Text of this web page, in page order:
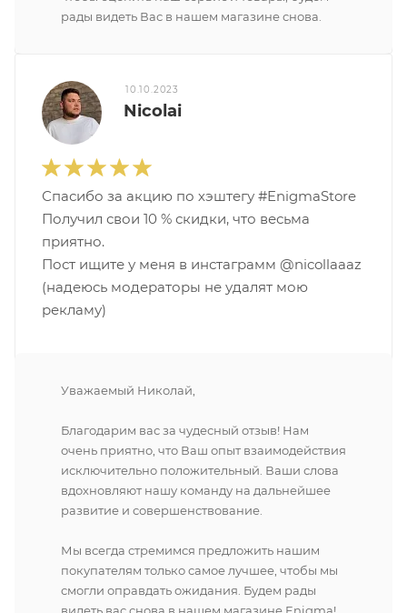
рады видеть Вас в нашем магазине снова.
10.10.2023
Nicolai
Спасибо за акцию по хэштегу #EnigmaStore
Получил свои 10 % скидки, что весьма
приятно.
Пост ищите у меня в инстаграмм @nicollaaaz
(надеюсь модераторы не удалят мою
рекламу)
Уважаемый Николай,
Благодарим вас за чудесный отзыв! Нам
очень приятно, что Ваш опыт взаимодействия
исключительно положительный. Ваши слова
вдохновляют нашу команду на дальнейшее
развитие и совершенствование.
Мы всегда стремимся предложить нашим
покупателям только самое лучшее, чтобы мы
смогли оправдать ожидания. Будем рады